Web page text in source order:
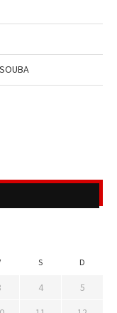
S D
4
5